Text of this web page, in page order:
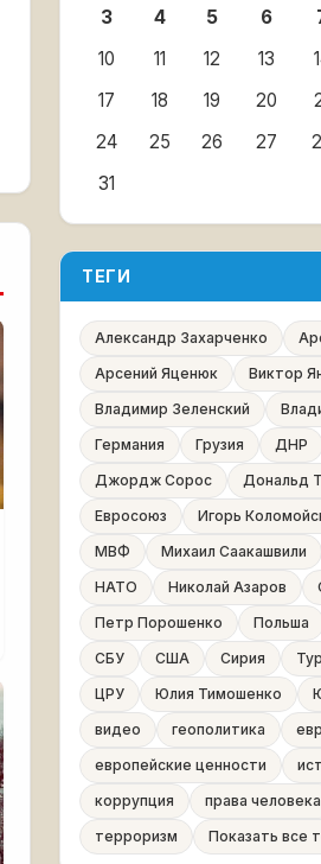
3
4 5 6
10
11 12 13
17
18 19 20
24
25 26 27
31
ТЕГИ
Александр Захарченко
Арсений Яценюк
Виктор
Владимир Зеленский
Германия
Грузия
ДНР
Джордж Сорос
Дональд
Евросоюз
Игорь
МВФ
Михаил Саакашвили
НАТО
Николай Азаров
Петр Порошенко
Польша
СБУ
США Сирия
ЦРУ
Юлия Тимошенко
видео
геополитика
европейские ценности
коррупция
права человека
терроризм
Показать все